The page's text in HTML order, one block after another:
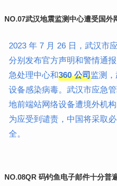
NO.07武汉地震监测中心遭受国外
2023 年 7 月 26 日，武汉市
分别发布官方声明和警情通
急处理中心和360 公司监测
设备感染病毒。武汉市应急
地前端站网络设备遭境外机构
为应受到谴责，中国将采取
全。
NO.08QR 码钓鱼电子邮件十分普遍